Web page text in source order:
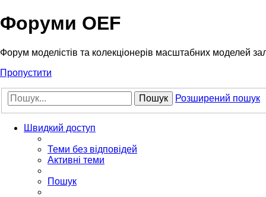
Форуми OEF
Форум моделістів та колекціонерів масштабних моделей
Пропустити
Пошук Розширений пошук
Швидкий доступ
Теми без відповідей
Активні теми
Пошук